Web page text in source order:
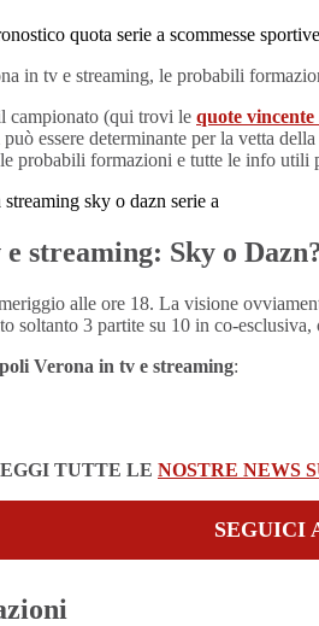
in tv e streaming, le probabili
campionato (qui trovi le quote vincente
essere determinante per la vetta
probabili formazioni e tutte le info utili
streaming: Sky o
alle ore 18. La visione
soltanto 3 partite su 10 in co-
Verona in tv e streaming:
TUTTE LE NOSTRE NEWS
SEGUICI